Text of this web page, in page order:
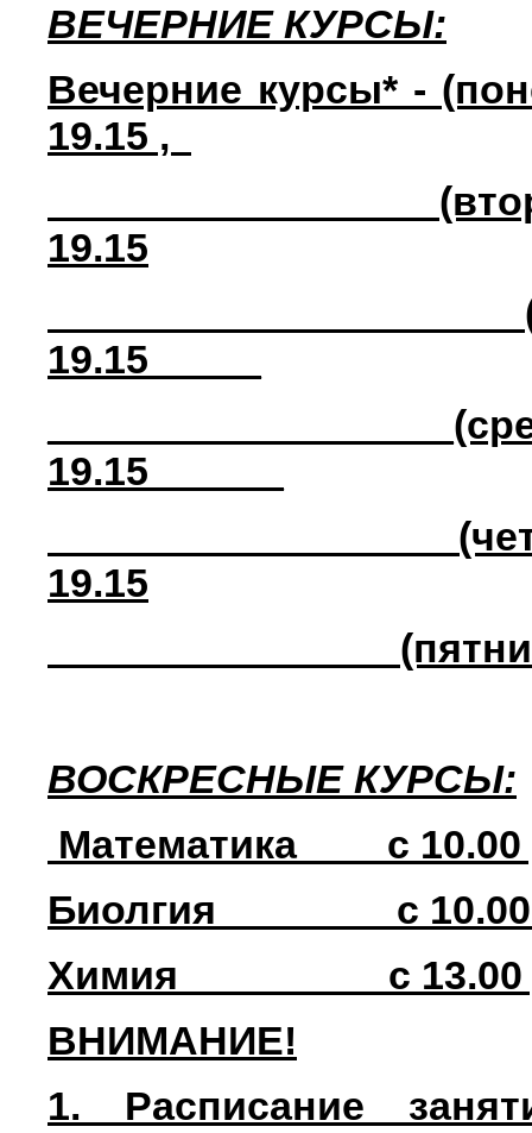
ВЕЧЕРНИЕ КУРСЫ:
Вечерние курсы* -
19.15 ,
(вторник) -
19.15
(среда) -
19.15_____
19.15______
(четверг) -
19.15
ВОСКРЕСНЫЕ КУРСЫ:
Математика____с
Биолгия________с
Химия ______с 13.00
ВНИМАНИЕ!
1. Расписание